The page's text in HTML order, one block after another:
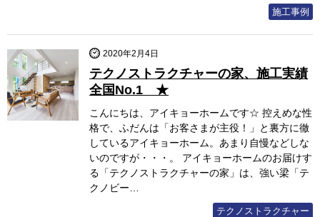
施工事例
2020年2月4日
テクノストラクチャーの家、施工実績
全国No.1 ★
こんにちは、アイキョーホームです☆ 控えめな性
格で、ふだんは「お客さまが主役！」と裏方に徹
しているアイキョーホーム。あまり自慢などしな
いのですが・・・。 アイキョーホームのお届けす
る「テクノストラクチャーの家」は、強い梁「テ
クノビー…
テクノストラクチャー